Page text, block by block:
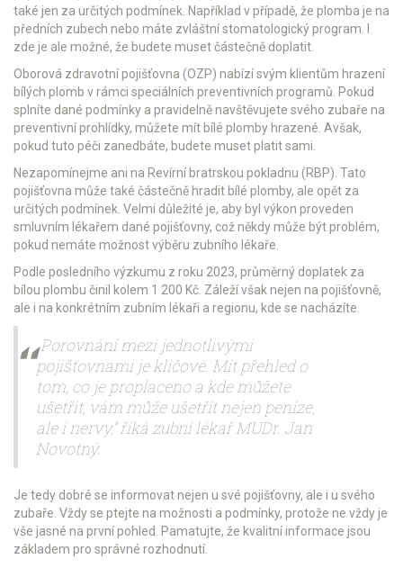
také jen za určitých podmínek. Například v případě, že plomba je na
předních zubech nebo máte zvláštní stomatologický program. I
zde je ale možné, že budete muset částečně doplatit.
Oborová zdravotní pojišťovna (OZP) nabízí svým klientům hrazení
bílých plomb v rámci speciálních preventivních programů. Pokud
splníte dané podmínky a pravidelně navštěvujete svého zubaře na
preventivní prohlídky, můžete mít bílé plomby hrazené. Avšak,
pokud tuto péči zanedbáte, budete muset platit sami.
Nezapomínejme ani na Revírní bratrskou pokladnu (RBP). Tato
pojišťovna může také částečně hradit bílé plomby, ale opět za
určitých podmínek. Velmi důležité je, aby byl výkon proveden
smluvním lékařem dané pojišťovny, což někdy může být problém,
pokud nemáte možnost výběru zubního lékaře.
Podle posledního výzkumu z roku 2023, průměrný doplatek za
bílou plombu činil kolem 1 200 Kč. Záleží však nejen na pojišťovně,
ale i na konkrétním zubním lékaři a regionu, kde se nacházíte.
„Porovnání mezi jednotlivými
pojišťovnami je klíčové. Mít přehled o
tom, co je proplaceno a kde můžete
ušetřit, vám může ušetřit nejen peníze,
ale i nervy,“ říká zubní lékař MUDr. Jan
Novotný.
Je tedy dobré se informovat nejen u své pojišťovny, ale i u svého
zubaře. Vždy se ptejte na možnosti a podmínky, protože ne vždy je
vše jasné na první pohled. Pamatujte, že kvalitní informace jsou
základem pro správné rozhodnutí.